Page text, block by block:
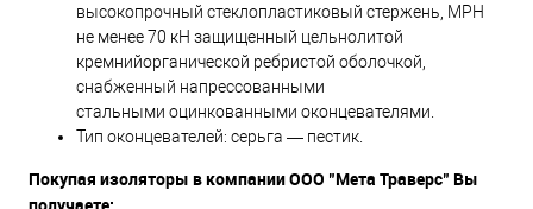
высокопрочный стеклопластиковый стержень, МРН
не менее 70 кН защищенный цельнолитой
кремнийорганической ребристой оболочкой,
снабженный напрессованными
стальными оцинкованными оконцевателями.
Тип оконцевателей: серьга — пестик.
Покупая изоляторы в компании ООО "Мета Траверс" Вы